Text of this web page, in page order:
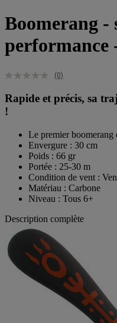
Boomerang -
performance
(0)
Rapide et précis, sa
!
Le premier boomerang
Envergure : 30 cm
Poids : 66 gr
Portée : 25-30 m
Condition de vent :
Matériau : Carbone
Niveau : Tous 6+
Description complète